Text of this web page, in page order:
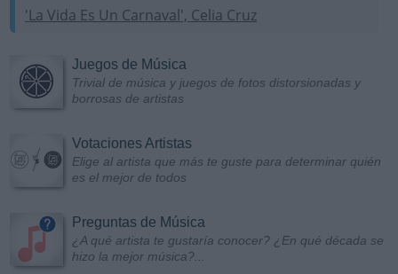
'La Vida Es Un Carnaval', Celia Cruz
Juegos de Música
Trivial de música y juegos de fotos distorsionadas y
borrosas de artistas
Votaciones Artistas
Elige al artista que más te guste para determinar quién
es el mejor de todos
Preguntas de Música
¿A qué artista te gustaría conocer? ¿En qué década se
hizo la mejor música?...